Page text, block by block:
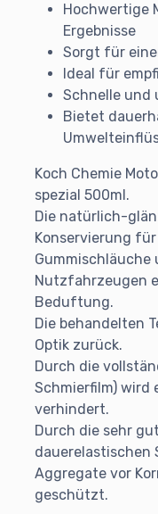
Hochwertige
Ergebnisse
Sorgt für
Ideal für
Schnelle und
Bietet
Koch Chemie
spezial 500ml.
Die natürlich-
Konservierung
Gummischläuche
Nutzfahrzeugen
Beduftung.
Die behandelten
Optik zurück.
Durch die
Schmierfilm) wird
verhindert.
Durch die sehr
dauerelastischen
Aggregate vor
geschützt.